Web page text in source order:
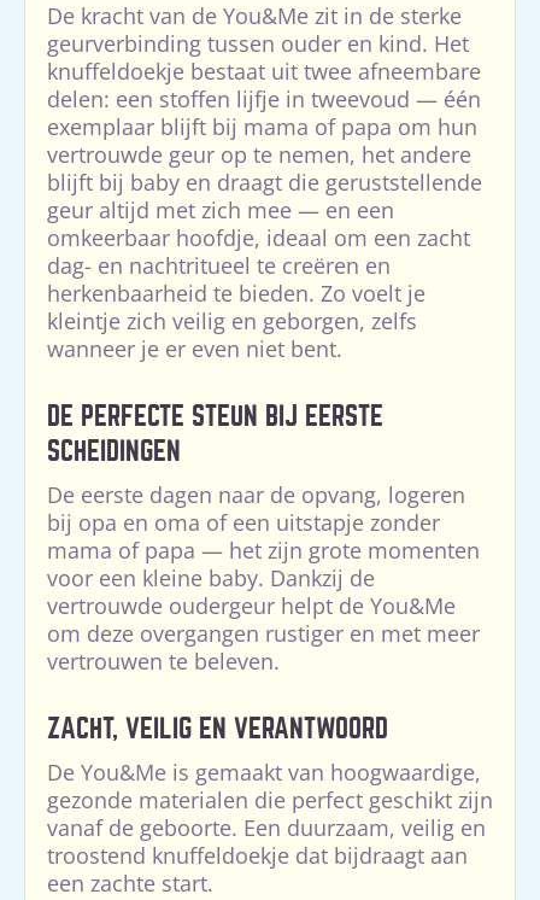
De kracht van de You&Me zit in de sterke
geurverbinding tussen ouder en kind. Het
knuffeldoekje bestaat uit twee afneembare
delen: een stoffen lijfje in tweevoud — één
exemplaar blijft bij mama of papa om hun
vertrouwde geur op te nemen, het andere
blijft bij baby en draagt die geruststellende
geur altijd met zich mee — en een
omkeerbaar hoofdje, ideaal om een zacht
dag- en nachtritueel te creëren en
herkenbaarheid te bieden. Zo voelt je
kleintje zich veilig en geborgen, zelfs
wanneer je er even niet bent.
DE PERFECTE STEUN BIJ EERSTE
SCHEIDINGEN
De eerste dagen naar de opvang, logeren
bij opa en oma of een uitstapje zonder
mama of papa — het zijn grote momenten
voor een kleine baby. Dankzij de
vertrouwde oudergeur helpt de You&Me
om deze overgangen rustiger en met meer
vertrouwen te beleven.
ZACHT, VEILIG EN VERANTWOORD
De You&Me is gemaakt van hoogwaardige,
gezonde materialen die perfect geschikt zijn
vanaf de geboorte. Een duurzaam, veilig en
troostend knuffeldoekje dat bijdraagt aan
een zachte start.